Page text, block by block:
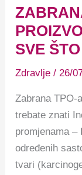
SVE
Zdravlje /26/
Zabrana TPO-
trebate znati
promjenama –
određenih
tvari
U
ZA
NOKTE
–
SVE
ŠTO
TREBATE